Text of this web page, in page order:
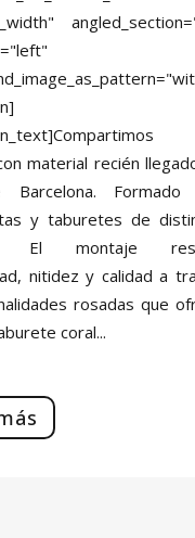
material recién
Barcelona. Formado
y taburetes de
El montaje
nitidez y calidad a
rosadas que
coral...